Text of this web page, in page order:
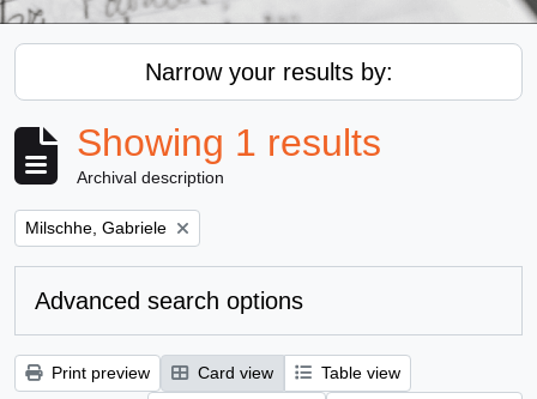
Narrow your results by:
Showing 1 results
Archival description
Remove filter:
Milschhe, Gabriele
Advanced search options
Print preview Card view
Table view